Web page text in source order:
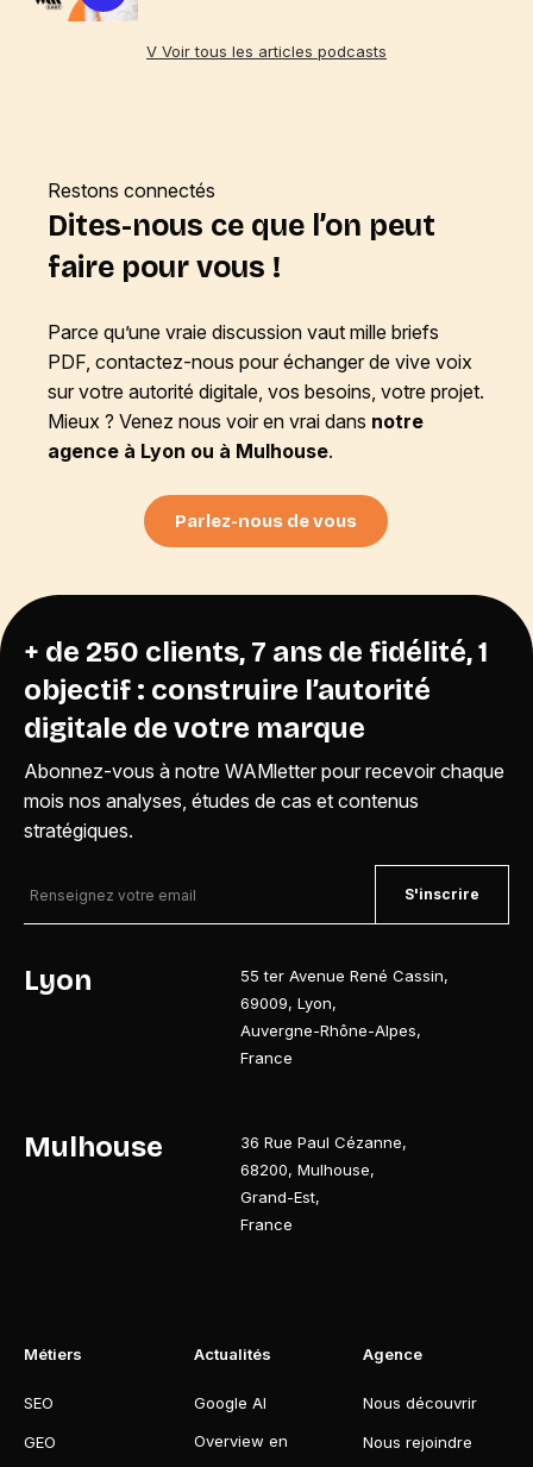
V Voir tous les articles podcasts
Restons connectés
Dites-nous ce que l’on peut
faire pour vous !
Parce qu’une vraie discussion vaut mille briefs
PDF, contactez-nous pour échanger de vive voix
sur votre autorité digitale, vos besoins, votre projet.
Mieux ? Venez nous voir en vrai dans notre
agence à Lyon ou à Mulhouse.
Parlez-nous de vous
+ de 250 clients, 7 ans de fidélité, 1
objectif : construire l’autorité
digitale de votre marque
Abonnez-vous à notre WAMletter pour recevoir chaque
mois nos analyses, études de cas et contenus
stratégiques.
S'inscrire
Lyon 55 ter Avenue René Cassin,
69009,Lyon,
Auvergne-Rhône-Alpes,
France
Mulhouse 36 Rue Paul Cézanne,
68200,Mulhouse,
Grand-Est,
France
Métiers
SEO
GEO
Actualités
Google AI
Overview en
Agence
Nous découvrir
Nous rejoindre